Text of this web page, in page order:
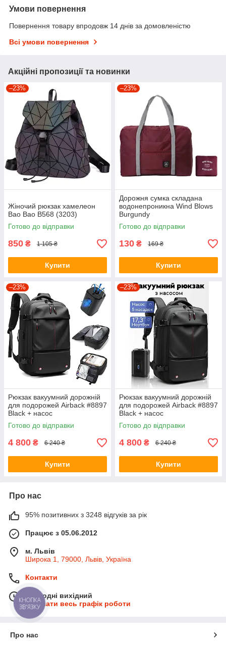
Умови повернення
Повернення товару впродовж 14 днів за домовленістю
Всі умови повернення
Акційні пропозиції та новинки
–23%
Жіночий рюкзак хамелеон
Bao Bao B568 (3203)
Готово до відправки
850 ₴ 1 105 ₴
Купити
–23%
Дорожня сумка складана
водонепроникна Wind Blows
Burgundy
Готово до відправки
130 ₴ 169 ₴
Купити
–23%
Рюкзак вакуумний дорожній
для подорожей Airback #8897
Black + насос
Готово до відправки
4 800 ₴ 6 240 ₴
Купити
–23%
Рюкзак вакуумний дорожній
для подорожей Airback #8897
Black + насос
Готово до відправки
4 800 ₴ 6 240 ₴
Купити
Про нас
95% позитивних з 3248 відгуків за рік
Працює з 05.06.2012
м. Львів
Широка 1, 79000, Львів, Україна
Контакти
Сьогодні вихідний
Показати весь графік роботи
Про нас
КНОПКА
ЗВ'ЯЗКУ